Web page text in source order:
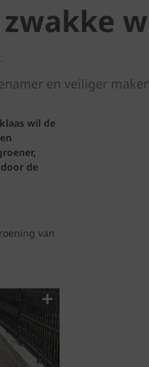
en veiliger
wil de
de
van